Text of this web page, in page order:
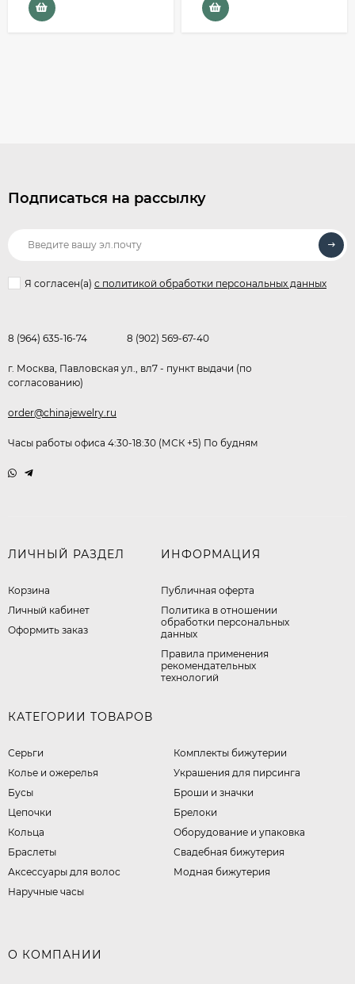
Подписаться на рассылку
Я согласен(a) с политикой обработки персональных данных
8 (964) 635-16-74 8 (902) 569-67-40
г. Москва, Павловская ул., вл7 - пункт выдачи (по
согласованию)
order@chinajewelry.ru
Часы работы офиса 4:30-18:30 (МСК +5) По будням
ЛИЧНЫЙ РАЗДЕЛ
Корзина
Личный кабинет
Оформить заказ
ИНФОРМАЦИЯ
Публичная оферта
​Политика в отношении
обработки персональных
данных
Правила применения
рекомендательных
технологий
КАТЕГОРИИ ТОВАРОВ
Серьги
Колье и ожерелья
Бусы
Цепочки
Кольца
Браслеты
Аксессуары для волос
Наручные часы
Комплекты бижутерии
Украшения для пирсинга
Броши и значки
Брелоки
Оборудование и упаковка
Свадебная бижутерия
Модная бижутерия
О КОМПАНИИ